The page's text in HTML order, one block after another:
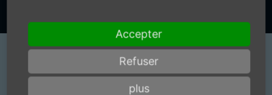
Broches de meulage électriques et motori
Accepter
Refuser
plus